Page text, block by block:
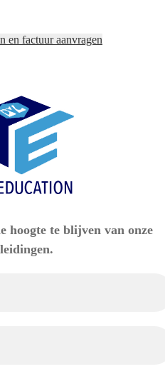
en factuur aanvragen
hoogte te blijven van onze
.